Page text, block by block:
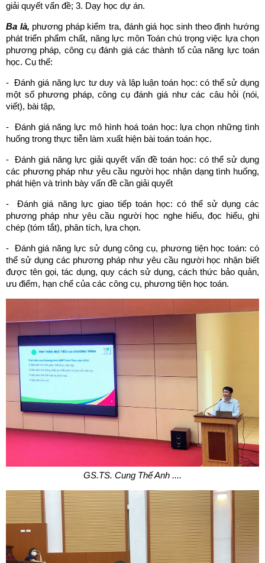
giải quyết vấn đề; 3. Dạy học dự án.
Ba là, phương pháp kiểm tra, đánh giá học sinh theo định hướng
phát triển phẩm chất, năng lực môn Toán chú trọng việc lựa chọn
phương pháp, công cụ đánh giá các thành tố của năng lực toán
học. Cụ thể:
- Đánh giá năng lực tư duy và lập luận toán học: có thể sử dụng
một số phương pháp, công cụ đánh giá như các câu hỏi (nói,
viết), bài tập,
- Đánh giá năng lực mô hình hoá toán học: lựa chọn những tình
huống trong thực tiễn làm xuất hiện bài toán toán học.
- Đánh giá năng lực giải quyết vấn đề toán học: có thể sử dụng
các phương pháp như yêu cầu người học nhận dạng tình huống,
phát hiện và trình bày vấn đề cần giải quyết
- Đánh giá năng lực giao tiếp toán học: có thể sử dụng các
phương pháp như yêu cầu người học nghe hiểu, đọc hiểu, ghi
chép (tóm tắt), phân tích, lựa chọn.
- Đánh giá năng lực sử dụng công cụ, phương tiện học toán: có
thể sử dụng các phương pháp như yêu cầu người học nhận biết
được tên gọi, tác dụng, quy cách sử dụng, cách thức bảo quản,
ưu điểm, hạn chế của các công cụ, phương tiện học toán.
GS.TS. Cung Thế Anh ....